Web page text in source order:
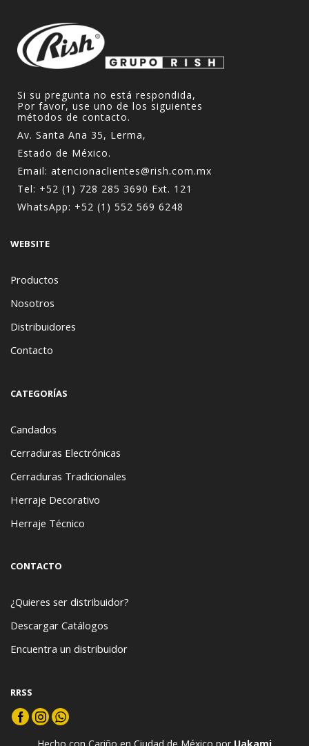
Si su pregunta no está respondida,
Por favor, use uno de los siguientes
métodos de contacto.
Av. Santa Ana 35, Lerma,
Estado de México.
Email: atencionaclientes@rish.com.mx
Tel: +52 (1) 728 285 3690 Ext. 121
WhatsApp: +52 (1) 552 569 6248
WEBSITE
Productos
Nosotros
Distribuidores
Contacto
CATEGORÍAS
Candados
Cerraduras Electrónicas
Cerraduras Tradicionales
Herraje Decorativo
Herraje Técnico
CONTACTO
¿Quieres ser distribuidor?
Descargar Catálogos
Encuentra un distribuidor
RRSS
Hecho con Cariño en Ciudad de México por Uakami